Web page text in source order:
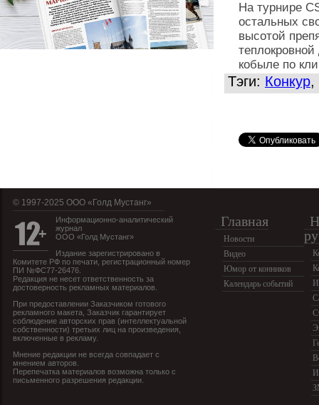
На турнире
остальных
высотой
кобыле по
Тэги: Конкур,
© 1997-2025 OOO «Голд Мустанг»
Информационно-аналитический
журнал
ООО «Голд Мустанг»
Издание зарегистрировано в
Комитете РФ по печати, регистрационный номер
ПИ №ФС77-26476.
Редакция не несет ответственность за
достоверность рекламных материалов.
При предоставлении Заказчиком готового
рекламного макета, Заказчик гарантирует
соблюдение авторских прав (интеллектуальной
собственности) третьих лиц на произведения,
включенные в рекламу.
Мнение редакции не всегда совпадает с
мнением авторов.
Перепечатка материалов возможна только с
письменного разрешения редакции.
Главная
Новости
Видео
Юмор от конников
Календарь событий